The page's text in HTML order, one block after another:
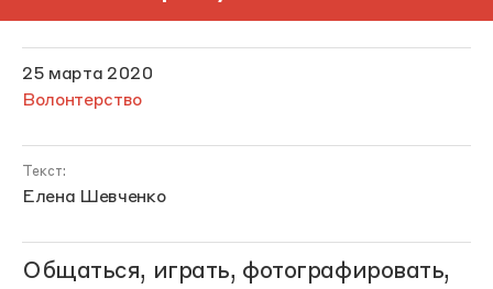
25 марта 2020
Волонтерство
Текст:
Елена Шевченко
Общаться, играть, фотографировать,